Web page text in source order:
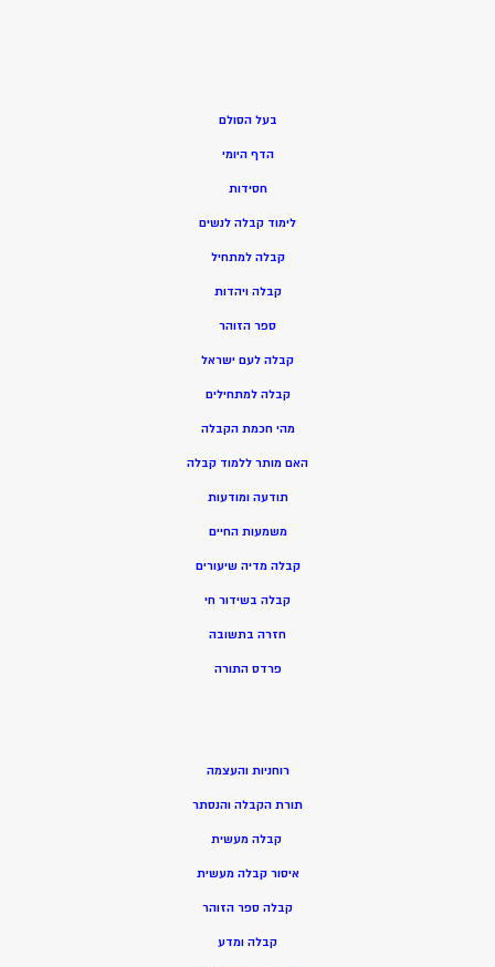
בעל הסולם
הדף היומי
חסידות
לימוד קבלה לנשים
קבלה למתחיל
קבלה ויהדות
ספר הזוהר
קבלה לעם ישראל
קבלה למתחילים
מהי חכמת הקבלה
האם מותר ללמוד קבלה
תודעה ומודעות
משמעות החיים
קבלה מדיה שיעורים
קבלה בשידור חי
חזרה בתשובה
פרדס התורה
רוחניות והעצמה
תורת הקבלה והנסתר
קבלה מעשית
איסור קבלה מעשית
קבלה ספר הזוהר
קבלה ומדע